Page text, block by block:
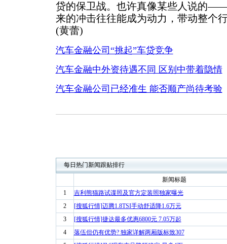
贷的保卫战。也许真像某些人说的
来的冲击往往能成为动力，带动整个
(黄蕾)
汽车金融公司“挑起”车贷竞争
汽车金融中外资待遇不同 区别中带着隐情
汽车金融公司已经准生 能否顺产尚待考验
每日热门新闻跟贴排行
新闻标题
1
吉利熊猫路试谍照及官方定装照独家曝光
2
[搜狐行情]迈腾1.8TSI手动舒适降1.6万元
3
[搜狐行情]捷达最多优惠6800元 7.05万起
4
落伍但仍有优势? 独家详解两厢版标致307